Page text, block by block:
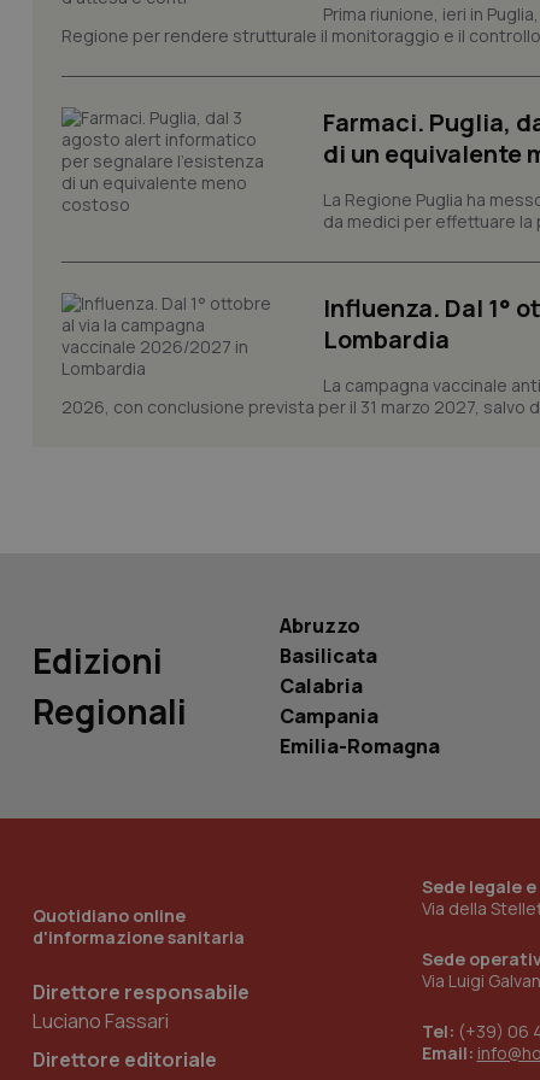
Prima riunione, ieri in
Regione per rendere strutturale il monitoraggio e il
Farmaci. Puglia,
di un equivalente
La Regione Puglia ha
da medici per effettuare la
Influenza. Dal 1°
Lombardia
La campagna vaccinale
2026, con conclusione prevista per il 31 marzo 2027, salvo
Edizioni
Regionali
Abruzzo
Basilicata
Calabria
Campania
Emilia-Romagna
Quotidiano online
d'informazione sanitaria
Direttore responsabile
Luciano Fassari
Direttore editoriale
Sede legale
Via della
Sede
Via Luigi
Tel: (+39) 06
Email:
tracking-sites-
tracking-sites-
session-id
YSC